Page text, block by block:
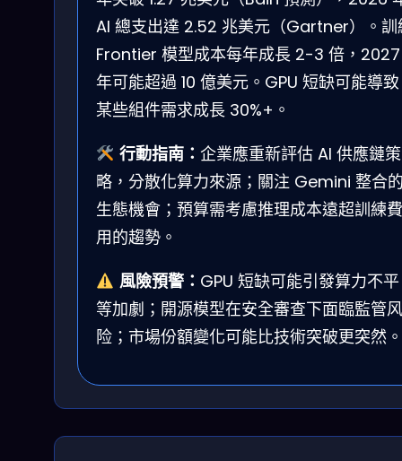
AI 總支出達 2.52 兆美元（Gartner）。訓
Frontier 模型成本每年成長 2-3 倍，2027
年可能超過 10 億美元。GPU 短缺可能導致
某些組件需求成長 30%+。
行動指南： 企業應重新評估 AI 供應鏈策
略，分散化算力來源；關注 Gemini 整合
生態機會；預算需考慮推理成本遠超訓練費
用的趨勢。
風險預警： GPU 短缺可能引發算力不平
等加劇；開源模型在安全審查下面臨監管风
险；市場份額變化可能比技術突破更突然。